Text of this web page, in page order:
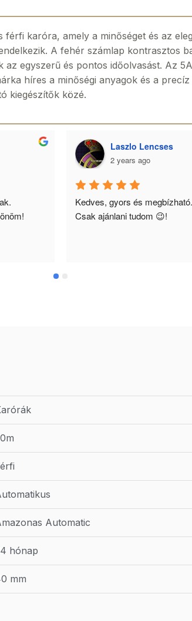
karóra, amely a minőséget és az
A fehér számlap kontrasztos
egyszerű és pontos időolvasást. Az
híres a minőségi anyagok és a
kiegészítők közé.
Laszlo Lencses
2 years ago
Kedves, gyors és megbízható.
Csak ajánlani tudom 😉!
Automatic
hónap
mm